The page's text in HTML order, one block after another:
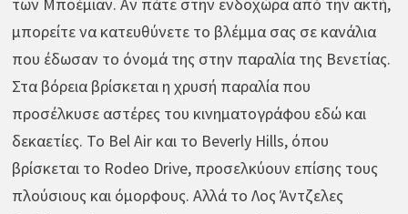
μπορείτε να κατευθύνετε το βλέμμα σας σε κανάλια
που έδωσαν το όνομά της στην παραλία της Βενετίας.
Στα βόρεια βρίσκεται η χρυσή παραλία που
προσέλκυσε αστέρες του κινηματογράφου εδώ και
δεκαετίες. Το Bel Air και το Beverly Hills, όπου
βρίσκεται το Rodeo Drive, προσελκύουν επίσης τους
πλούσιους και όμορφους. Αλλά το Λος Άντζελες